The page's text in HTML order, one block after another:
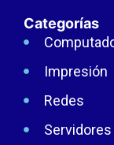
Categorías
Impresión
Redes
Servidores